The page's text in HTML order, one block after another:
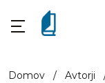
Domov / Avtorji